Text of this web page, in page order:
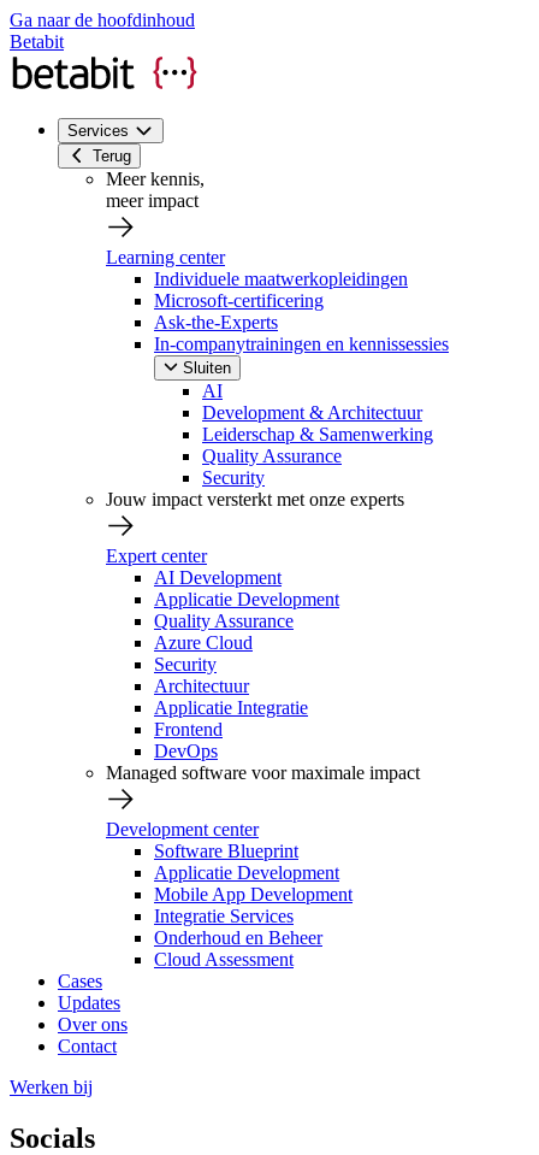
Ga naar de hoofdinhoud
Betabit
Services
Terug
Meer kennis,
meer impact
Learning center
Individuele maatwerkopleidingen
Microsoft-certificering
Ask-the-Experts
In-companytrainingen en kennissessies
Sluiten
AI
Development & Architectuur
Leiderschap & Samenwerking
Quality Assurance
Security
Jouw impact versterkt met onze experts
Expert center
AI Development
Applicatie Development
Quality Assurance
Azure Cloud
Security
Architectuur
Applicatie Integratie
Frontend
DevOps
Managed software voor maximale impact
Development center
Software Blueprint
Applicatie Development
Mobile App Development
Integratie Services
Onderhoud en Beheer
Cloud Assessment
Cases
Updates
Over ons
Contact
Werken bij
Socials